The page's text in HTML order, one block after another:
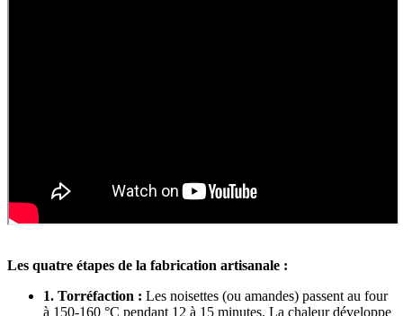
Les quatre étapes de la fabrication artisanale :
1. Torréfaction : Les noisettes (ou amandes) passent au four
à 150-160 °C pendant 12 à 15 minutes. La chaleur développe